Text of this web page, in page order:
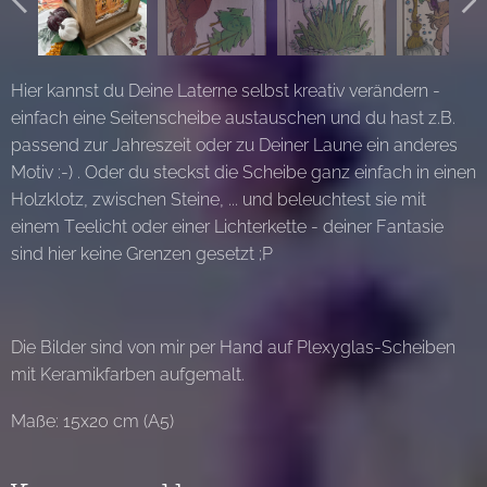
Hier kannst du Deine Laterne selbst kreativ verändern -
einfach eine Seitenscheibe austauschen und du hast z.B.
passend zur Jahreszeit oder zu Deiner Laune ein anderes
Motiv :-) . Oder du steckst die Scheibe ganz einfach in einen
Holzklotz, zwischen Steine, ... und beleuchtest sie mit
einem Teelicht oder einer Lichterkette - deiner Fantasie
sind hier keine Grenzen gesetzt ;P
Die Bilder sind von mir per Hand auf Plexyglas-Scheiben
mit Keramikfarben aufgemalt.
Maße: 15x20 cm (A5)